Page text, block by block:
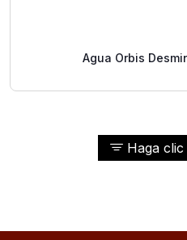
Haga
Agua Orbis